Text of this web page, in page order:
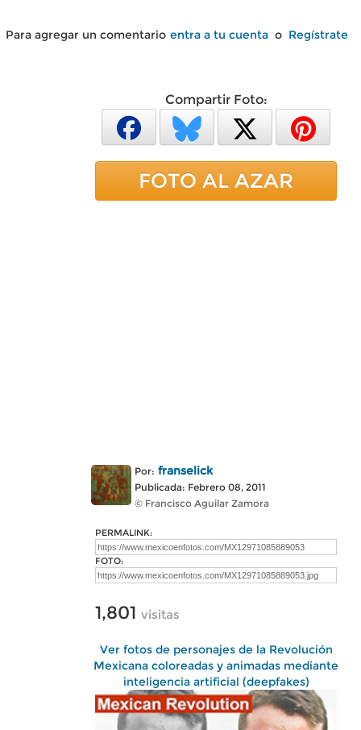
Para agregar un comentario entra a tu cuenta o Regístrate
Compartir Foto:
FOTO AL AZAR
Por: franselick
Publicada: Febrero 08, 2011
© Francisco Aguilar Zamora
PERMALINK:
FOTO:
1,801 visitas
Ver fotos de personajes de la Revolución
Mexicana coloreadas y animadas mediante
inteligencia artificial (deepfakes)